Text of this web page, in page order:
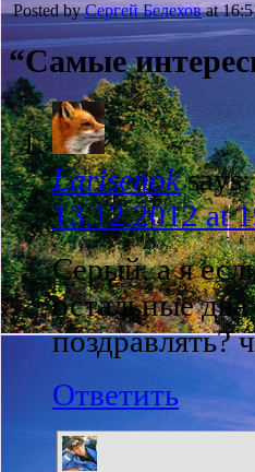
Posted byСергей Белеховat
“Самые
Larisenok says:
13.12.2012 at
Серый, а я
остальные
Ответить